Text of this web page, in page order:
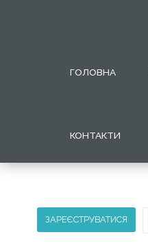
МОБІЛЬНИЙ
переходу
потрібно
лише
ГОЛОВНА
КОНТАКТИ
ЗАРЕЄСТРУВАТИСЯ